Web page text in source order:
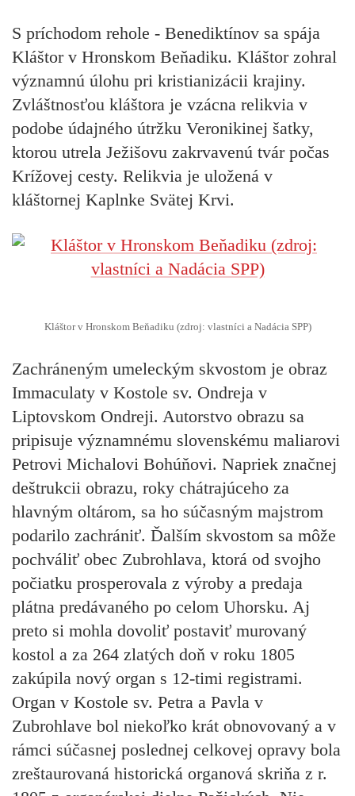
S príchodom rehole - Benediktínov sa spája
Kláštor v Hronskom Beňadiku. Kláštor zohral
významnú úlohu pri kristianizácii krajiny.
Zvláštnosťou kláštora je vzácna relikvia v
podobe údajného útržku Veronikinej šatky,
ktorou utrela Ježišovu zakrvavenú tvár počas
Krížovej cesty. Relikvia je uložená v
kláštornej Kaplnke Svätej Krvi.
Kláštor v Hronskom Beňadiku (zdroj: vlastníci a Nadácia SPP)
Zachráneným umeleckým skvostom je obraz
Immaculaty v Kostole sv. Ondreja v
Liptovskom Ondreji. Autorstvo obrazu sa
pripisuje významnému slovenskému maliarovi
Petrovi Michalovi Bohúňovi. Napriek značnej
deštrukcii obrazu, roky chátrajúceho za
hlavným oltárom, sa ho súčasným majstrom
podarilo zachrániť. Ďalším skvostom sa môže
pochváliť obec Zubrohlava, ktorá od svojho
počiatku prosperovala z výroby a predaja
plátna predávaného po celom Uhorsku. Aj
preto si mohla dovoliť postaviť murovaný
kostol a za 264 zlatých doň v roku 1805
zakúpila nový organ s 12-timi registrami.
Organ v Kostole sv. Petra a Pavla v
Zubrohlave bol niekoľko krát obnovovaný a v
rámci súčasnej poslednej celkovej opravy bola
zreštaurovaná historická organová skriňa z r.